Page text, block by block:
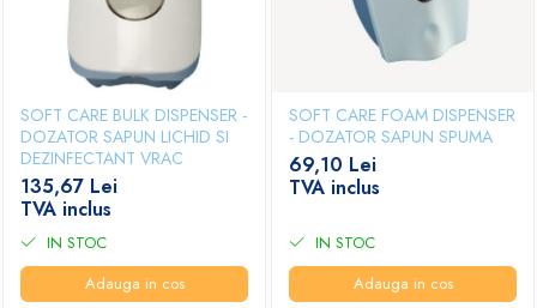
SOFT CARE BULK DISPENSER -
DOZATOR SAPUN LICHID SI
DEZINFECTANT VRAC
135,67 Lei
TVA inclus
IN STOC
Adauga in cos
SOFT CARE FOAM DISPENSER
- DOZATOR SAPUN SPUMA
69,10 Lei
TVA inclus
IN STOC
Adauga in cos